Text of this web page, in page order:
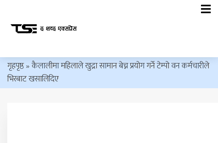
गृहपृष्ठ»कैलालीमा महिलाले खुद्रा सामान बेच्न प्रयोग गर्ने टेम्पो वन कर्मचारीले
भिरबाट खसालिदिए